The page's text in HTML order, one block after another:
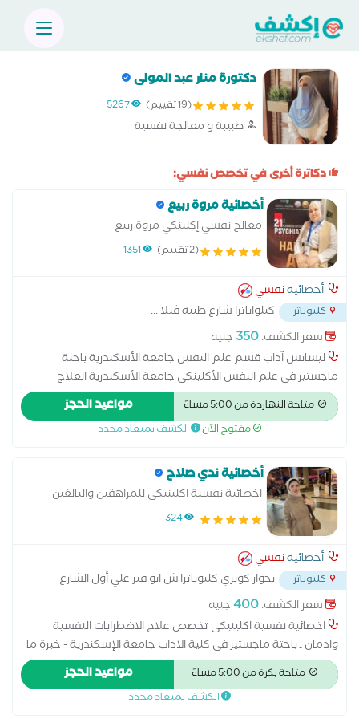
دكتورة منار عبد المولى
(19 تقييم) 5267
طبيبة و معالجة نفسية
دكاترة أخرى في تخصص نفسي:
أخصائية مروة ربيع
معالج نفسي إكلينكي مروة ربيع
(2 تقييم) 1351
أخصائيةنفسي
كليوباترا كيلواباترا شارع طيبة ڤيلا...
سعر الكشف:350 جنيه
ليسانس آداب قسم علم النفس جامعة الأسكندرية باحثة
ماجستير في علم النفس الأكلينكي جامعة الأسكندرية العلاج
المعرفي السلوكي العلاج الجدلي السلوكي العلاج بالتحليل النفسي
العلاج بالقبول والالتزام العلاج بالفن العلاج المعرفي السلوكي
لاضطراب القلق والرهاب الاجتماعي. العلاج المعرفي السلوكي
ما بعد الصدمة. العلاج المعرفي السلوكي لاضطرابات الشخصية.
العلاج المعرفي السلوكي للأكتئاب. أخلاقيات ممارسة مهنة المعالج
النفسي. منهجية الرعاية الخاصة للأطفال. تدريب بمستشفي النزهة
الجديدة تدريب بمستشفي المعمورة تدريب بمستشفي إيليت
متاحة النهاردة من 5:00 مساءً مواعيد الحجز
مفتوح الآن الكشف بميعاد محدد
أخصائية ندي صلاح
اخصائية نفسية اكلينيكى للمراهقين والبالغين
324
أخصائيةنفسي
كليوباترا
بجوار كوبري كليوباترا ش ابو قير علي أول الشارع
معرض عربيات إسمه Primem car
سعر الكشف:400جنيه
اخصائية نفسية اكلينيكى تخصص علاج الاضطرابات النفسية
وادمان ـ باحثة ماجستير فى كلية الاداب جامعة الإسكندرية - خبرة ما
يزيد عن سنتين بالمجال باستخدام العلاج المعرفي السلوكي (سي بي
تي) وتقنيات تعديل السلوك متخصصة فى العلاج المعرفي السلوكي
لاضطراب كرب ما بعد الصدمة والوسواس القهرى والادمان. - خبرة
متاحة بكرة من 5:00 مساءً مواعيد الحجز
الكشف بميعاد محدد